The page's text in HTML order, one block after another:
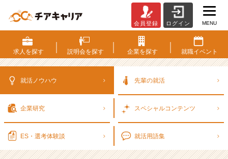
考
対
策・
ウ
会員登録 ログイン MENU
求人を探す 説明会を探す 企業を探す 就職イベント
就活ノウハウ 先輩の就活
企業研究 スペシャルコンテンツ
ES・選考体験談 就活用語集